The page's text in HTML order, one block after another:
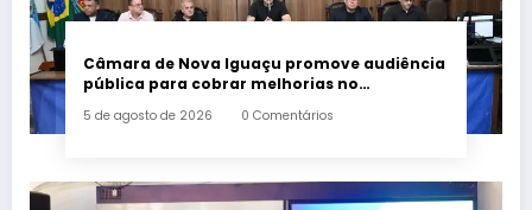
Câmara de Nova Iguaçu promove audiência
pública para cobrar melhorias no
5 de agosto de 2026 0 Comentários